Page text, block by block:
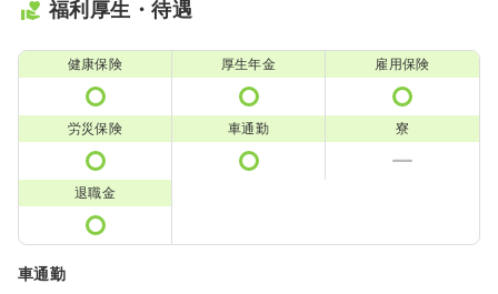
福利厚生・待遇
健康保険 厚生年金 雇用保険
労災保険 車通勤 寮
退職金
車通勤